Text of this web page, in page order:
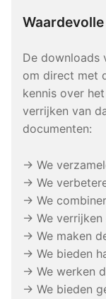
De downloads
om direct met
kennis over
verrijken van
documenten:
→ We
→ We
→ We
→ We verrijken
→ We maken
→ We bieden
→ We werken
→ We bieden